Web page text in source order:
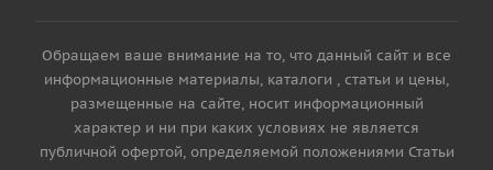
Обращаем ваше внимание на то, что данный сайт и все
информационные материалы, каталоги , статьи и цены,
размещенные на сайте, носит информационный
характер и ни при каких условиях не является
публичной офертой, определяемой положениями Статьи